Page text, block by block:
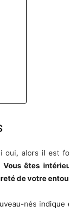
oui, alors il est
Vous êtes
de votre
nés indique